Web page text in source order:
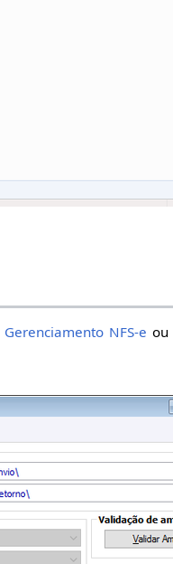
Gerenciamento NFS-e ou